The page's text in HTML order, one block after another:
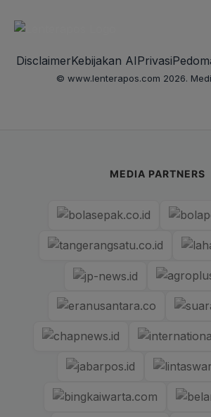
DisclaimerKebijakan AIPrivasi
© www.lenterapos.com 2026.
MEDIA PARTNERS